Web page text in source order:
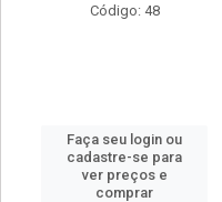
Código: 48
Faça seu login ou
cadastre-se para
ver preços e
comprar